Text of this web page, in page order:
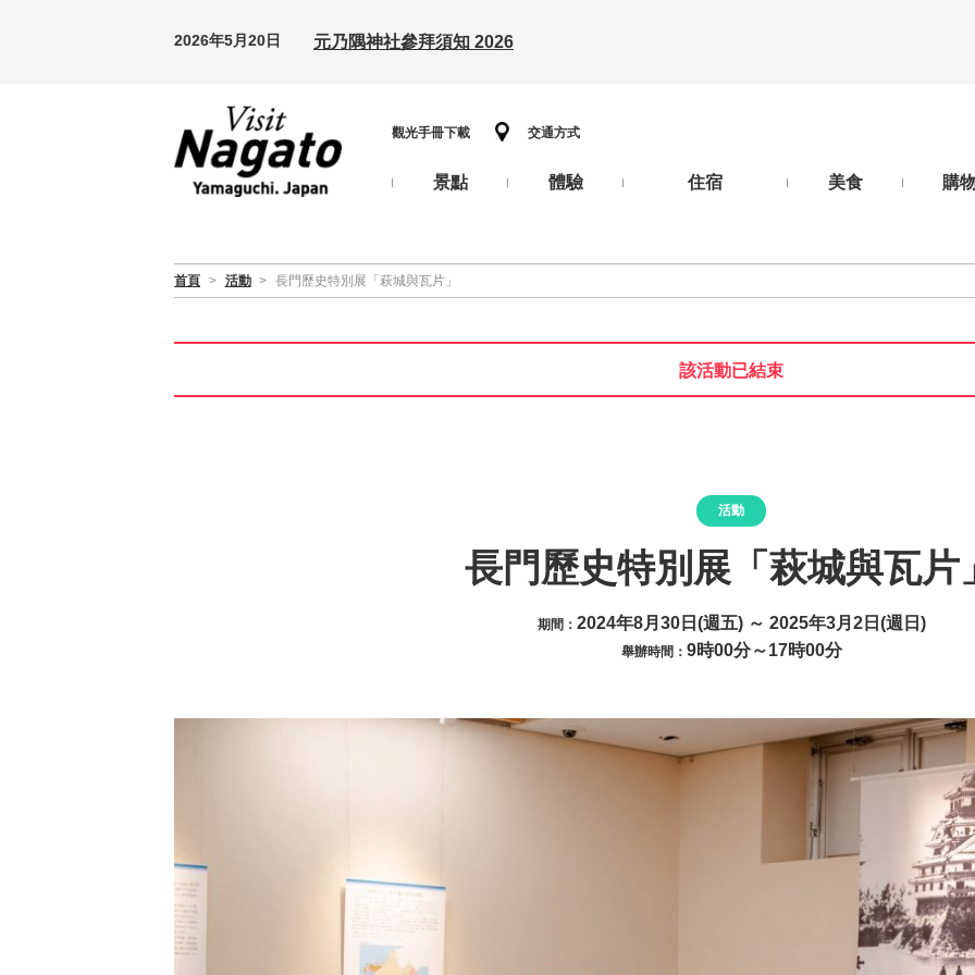
2026年5月20日 元乃隅神社參拜須知 2026
觀光手冊下載 交通方式
景點 體驗 住宿 美食 購
首頁 > 活動 > 長門歷史特別展「萩城與瓦片」
該活動已結束
活動
長門歷史特別展「萩城與瓦片
期間： 2024年8月30日(週五) ～ 2025年3月2日(週日)
舉辦時間： 9時00分～17時00分